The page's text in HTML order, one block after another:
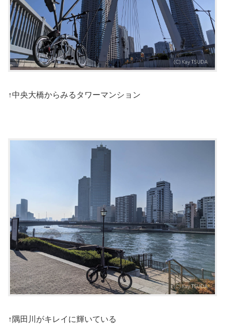
↑中央大橋からみるタワーマンション
↑隅田川がキレイに輝いている